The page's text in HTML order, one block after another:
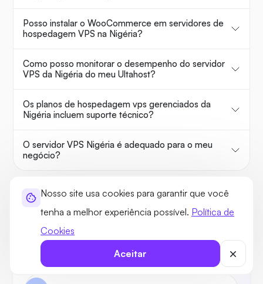
Nosso site usa cookies para garantir que você
tenha a melhor experiência possível. Política de
Cookies
Aceitar
Posso instalar o WooCommerce em servidores de
hospedagem VPS na Nigéria?
Como posso monitorar o desempenho do servidor
VPS da Nigéria do meu Ultahost?
Os planos de hospedagem vps gerenciados da
Nigéria incluem suporte técnico?
O servidor VPS Nigéria é adequado para o meu
negócio?
OU
Seu consultor de domínio e hospedagem.